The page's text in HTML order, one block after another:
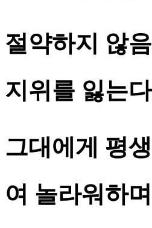
절약하지 않
지위를 잃는
그대에게 평
여 놀라워하